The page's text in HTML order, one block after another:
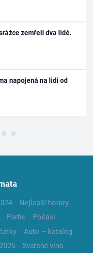
zemřeli dva lidé.
napojená na lidi od
Nejlepší horory
Partie
Počasí
Auto – katalog
Svařené víno